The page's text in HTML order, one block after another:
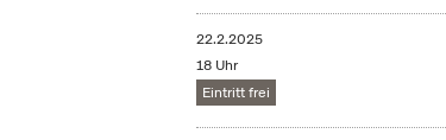
22.2.2025
18 Uhr
Eintritt frei